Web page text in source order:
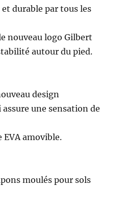
durable par tous les
nouveau logo Gilbert
autour du pied.
design
une sensation de
EVA amovible.
moulés pour sols